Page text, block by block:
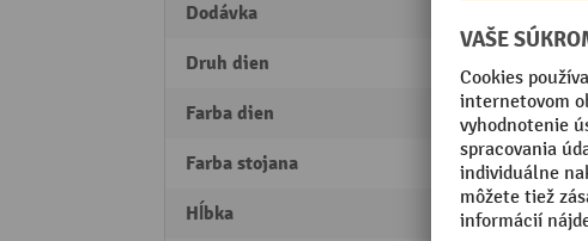
Dodávka
Druh dien
Farba dien pozinkovaná
Farba stojana pozinkovaná
Hĺbka 436 mm